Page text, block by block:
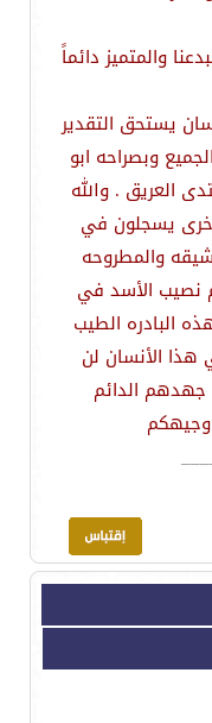
والمتميز دائماً
يستحق التقدير
وبصراحه ابو
العريق . والله
يسجلون في
والمطروحه
نصيب الأسد في
البادره الطيب
الأنسان لن
الدائم
وجيهكم